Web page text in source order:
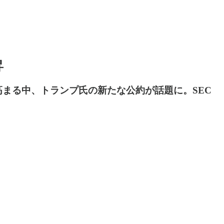
る中、トランプ氏の新たな公約が話題に。SEC